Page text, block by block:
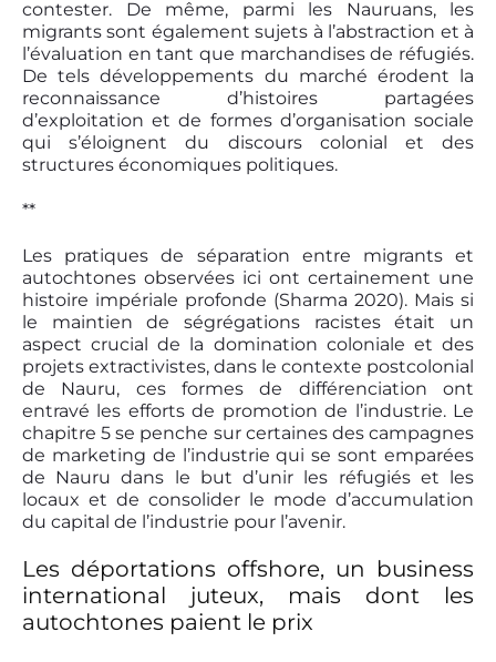
contester. De même, parmi les Nauruans, les
migrants sont également sujets à l’abstraction et à
l’évaluation en tant que marchandises de réfugiés.
De tels développements du marché érodent la
reconnaissance d’histoires partagées
d’exploitation et de formes d’organisation sociale
qui s’éloignent du discours colonial et des
structures économiques politiques.
**
Les pratiques de séparation entre migrants et
autochtones observées ici ont certainement une
histoire impériale profonde (Sharma 2020). Mais si
le maintien de ségrégations racistes était un
aspect crucial de la domination coloniale et des
projets extractivistes, dans le contexte postcolonial
de Nauru, ces formes de différenciation ont
entravé les efforts de promotion de l’industrie. Le
chapitre 5 se penche sur certaines des campagnes
de marketing de l’industrie qui se sont emparées
de Nauru dans le but d’unir les réfugiés et les
locaux et de consolider le mode d’accumulation
du capital de l’industrie pour l’avenir.
Les déportations offshore, un business
international juteux, mais dont les
autochtones paient le prix